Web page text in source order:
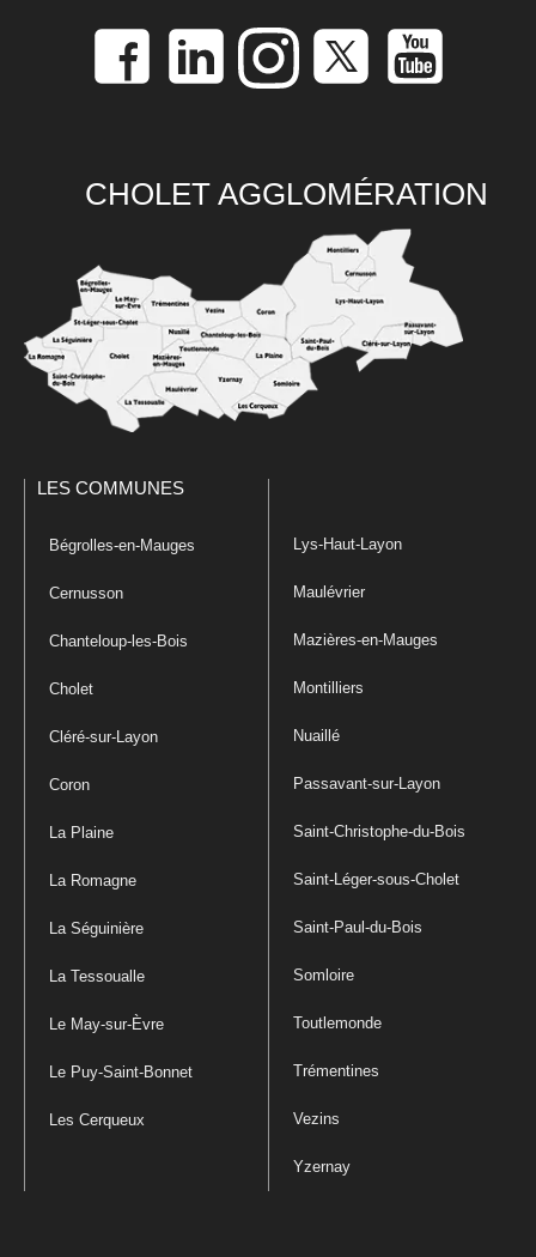
CHOLET AGGLOMÉRATION
LES COMMUNES
Bégrolles-en-Mauges
Cernusson
Chanteloup-les-Bois
Cholet
Cléré-sur-Layon
Coron
La Plaine
La Romagne
La Séguinière
La Tessoualle
Le May-sur-Èvre
Le Puy-Saint-Bonnet
Les Cerqueux
Lys-Haut-Layon
Maulévrier
Mazières-en-Mauges
Montilliers
Nuaillé
Passavant-sur-Layon
Saint-Christophe-du-Bois
Saint-Léger-sous-Cholet
Saint-Paul-du-Bois
Somloire
Toutlemonde
Trémentines
Vezins
Yzernay